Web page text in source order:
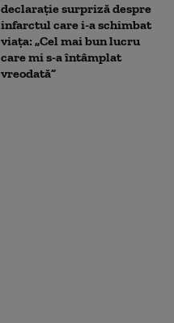
declarație surpriză despre
infarctul care i-a schimbat
viața: „Cel mai bun lucru
care mi s-a întâmplat
vreodată”